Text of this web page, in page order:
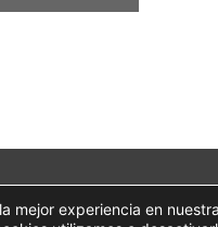
mejor experiencia en